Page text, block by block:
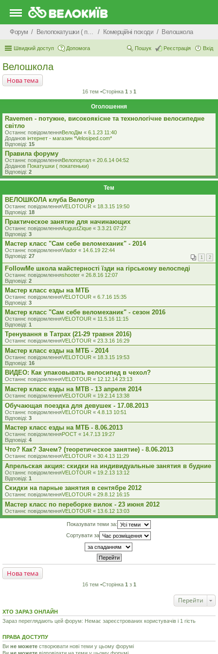
Форум Велопокатушки ( покатеньки), велопоходи, туризм. Комерцiйнi походи Велошкола
Швидкий доступ Допомога Вхід
Реєстрація
Пошук
Велошкола
Нова тема
16 тем •Сторінка 1 з 1
Оголошення
Ravemen - потужне, високоякісне та технологічне велосипедне
світло
Останнє повідомленняВелоДім « 6.1.23 11:40
Доданов iнтернет - магазин *Velosiped.com*
Відповіді: 15
Правила форуму
Останнє повідомленняВелопортал « 20.6.14 04:52
Доданов Покатушки ( покатеньки)
Відповіді: 2
Тем
ВЕЛОШКОЛА клуба Велотур
Останнє повідомленняVELOTOUR « 18.3.15 19:50
Відповіді: 18
Практическое занятие для начинающих
Останнє повідомленняAugustZique « 3.3.21 07:27
Відповіді: 3
Мастер класс "Сам себе веломеханик" - 2014
Останнє повідомленняVlador « 14.6.19 22:44
Відповіді: 27 1 2
FollowMe школа майстерності їзди на гірському велоспеді
Останнє повідомленняshooter « 26.8.16 12:07
Відповіді: 2
Мастер класс езды на МТБ
Останнє повідомленняVELOTOUR « 6.7.16 15:35
Відповіді: 3
Мастер класс "Сам себе веломеханик" - сезон 2016
Останнє повідомленняVELOTOUR « 11.5.16 11:15
Відповіді: 1
Тренування в Татрах (21-29 травня 2016)
Останнє повідомленняVELOTOUR « 23.3.16 16:29
Мастер класс езды на МТБ - 2014
Останнє повідомленняVELOTOUR « 18.3.15 19:53
Відповіді: 16
ВИДЕО: Как упаковывать велосипед в чехол?
Останнє повідомленняVELOTOUR « 12.12.14 23:13
Мастер класс езды на MTB - 13 апреля 2014
Останнє повідомленняVELOTOUR « 19.2.14 13:38
Обучающая поездка для девушек - 17.08.2013
Останнє повідомленняVELOTOUR « 4.8.13 10:51
Відповіді: 3
Мастер класс езды на МТБ - 8.06.2013
Останнє повідомленняPOCT « 14.7.13 19:27
Відповіді: 4
Что? Как? Зачем? (теоретическое занятие) - 8.06.2013
Останнє повідомленняVELOTOUR « 30.4.13 11:29
Апрельская акция: скидки на индивидуальные занятия в будние
Останнє повідомленняVELOTOUR « 19.2.13 13:12
Відповіді: 1
Скидки на парные занятия в сентябре 2012
Останнє повідомленняVELOTOUR « 29.8.12 16:15
Мастер класс по переборке вилок - 23 июня 2012
Останнє повідомленняVELOTOUR « 13.6.12 13:03
Показувати теми за:
Сортувати за
Нова тема
16 тем •Сторінка 1 з 1
Перейти
ХТО ЗАРАЗ ОНЛАЙН
Зараз переглядають цей форум: Немає зареєстрованих користувачів і 1 гість
ПРАВА ДОСТУПУ
Ви не можете створювати нові теми у цьому форумі